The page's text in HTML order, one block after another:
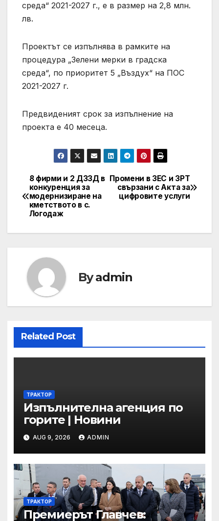
среда“ 2021-2027 г., е в размер на 2,8 млн.
лв.
Проектът се изпълнява в рамките на
процедура „Зелени мерки в градска
среда“, по приоритет 5 „Въздух“ на ПОС
2021-2027 г.
Предвиденият срок за изпълнение на
проекта е 40 месеца.
Post
navigation
Промени в ЗЕС и ЗРТ
свързани с Актa за
цифровите услуги
8 фирми и 2 ДЗЗД в
конкуренция за
модернизиране на
кметството в с.
Логодаж
Byadmin
Related Post
ТРАКТОР
Изпълнителна агенция по
горите | Новини
AUG 9, 2026 ADMIN
ТРАКТОР
Премиерът Главчев: